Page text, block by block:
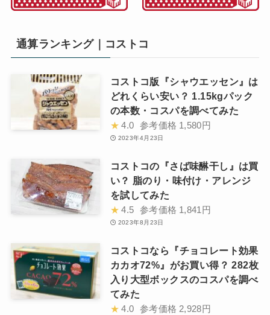
通算ランキング｜コストコ
コストコ版『シャウエッセン』は
どれくらい安い？ 1.15kgパック
の本数・コスパを調べてみた
★ 4.0 参考価格 1,580円
2023年4月23日
コストコの『さば味醂干し』は買
い？ 脂のり・味付け・アレンジ
を試してみた
★ 4.5 参考価格 1,841円
2023年8月23日
コストコなら『チョコレート効果
カカオ72%』がお買い得？ 282枚
入り大型ボックスのコスパを調べ
てみた
★ 4.0 参考価格 2,928円